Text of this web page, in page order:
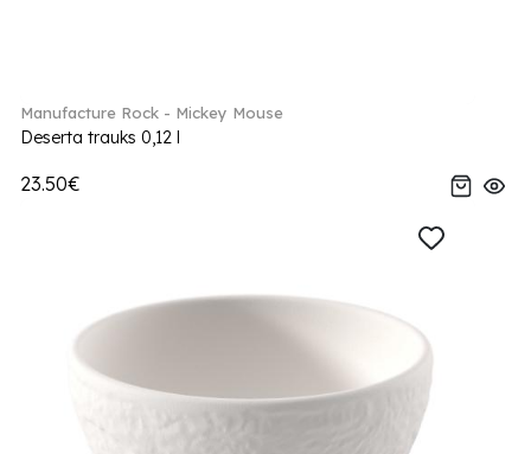
Manufacture Rock - Mickey Mouse
Deserta trauks 0,12 l
23.50€